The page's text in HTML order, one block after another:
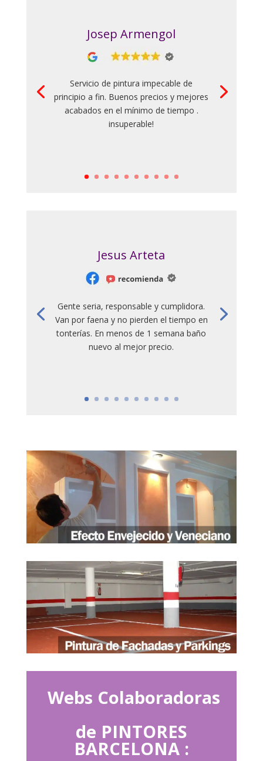
Josep Armengol
Servicio de pintura impecable de
principio a fin. Buenos precios y mejores
acabados en el mínimo de tiempo .
insuperable!
Jesus Arteta
Gente seria, responsable y cumplidora.
Van por faena y no pierden el tiempo en
tonterías. En menos de 1 semana baño
nuevo al mejor precio.
Webs Colaboradoras
de PINTORES
BARCELONA :